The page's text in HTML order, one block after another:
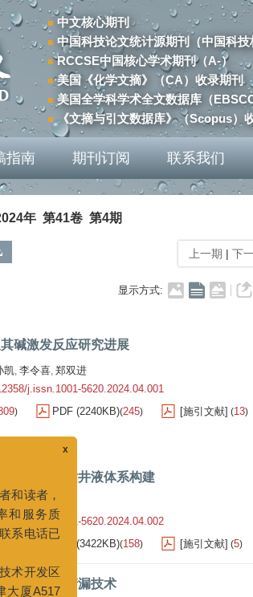
中文核心期刊
中国科技论文统计源期刊（中国科
RCCSE中国核心学术期刊（A-）
美国《化学文摘》（CA）收录期刊
美国全学科学术全文数据库（
《文摘与引文数据库》（Scopus）
指南 期刊订阅 联系我们
年 第41卷 第4期
上一期 | 下
显示方式:
碱激发反应研究进展
凯, 李令喜, 郑双进
j.issn.1001-5620.2024.04.001
) PDF (2240KB)(245) [施引文献] (13)
用机理及钻井液体系构建
, 刘磊,孙金声
j.issn.1001-5620.2024.04.002
PDF (3422KB)(158) [施引文献] (5)
合物凝胶堵漏技术
x
广大作者和读者，
办公效率和服务质
地点及联系电话已